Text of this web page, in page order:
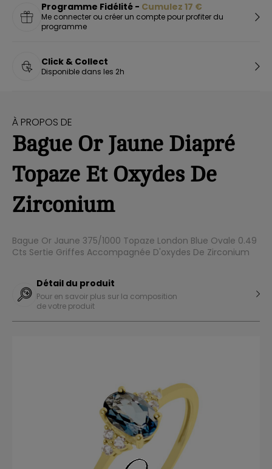
Programme Fidélité - Cumulez 17 €
Me connecter ou créer un compte pour profiter du
programme
Click & Collect
Disponible dans les 2h
À PROPOS DE
Bague Or Jaune Diapré
Topaze Et Oxydes De
Zirconium
Bague Or Jaune 375/1000 Topaze London Blue Ovale 0.49
Cts Sertie Griffes Accompagnée D'oxydes De Zirconium
Détail du produit
Pour en savoir plus sur la composition
de votre produit